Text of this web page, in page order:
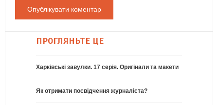
ПРОГЛЯНЬТЕ ЦЕ
Харківські завулки. 17 серія. Оригінали та макети
Як отримати посвідчення журналіста?